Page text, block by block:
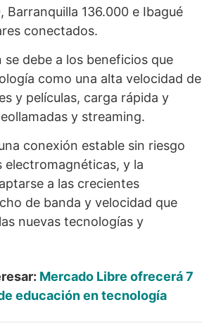
Barranquilla 136.000 e Ibagué
conectados.
debe a los beneficios que
como una alta velocidad de
y películas, carga rápida y
y streaming.
conexión estable sin riesgo
electromagnéticas, y la
a las crecientes
de banda y velocidad que
nuevas tecnologías y
Mercado Libre ofrecerá 7
educación en tecnología